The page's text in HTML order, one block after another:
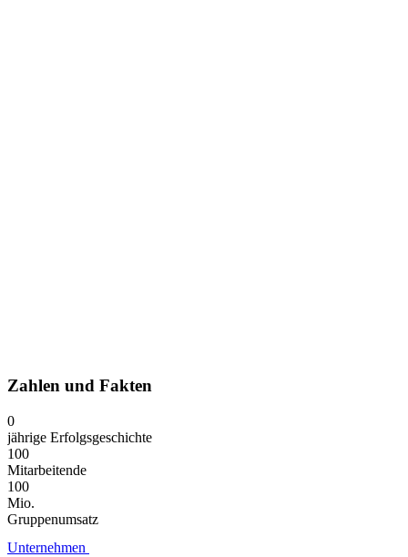
Zahlen und Fakten
0
jährige Erfolgsgeschichte
100
Mitarbeitende
100
Mio.
Gruppenumsatz
Unternehmen